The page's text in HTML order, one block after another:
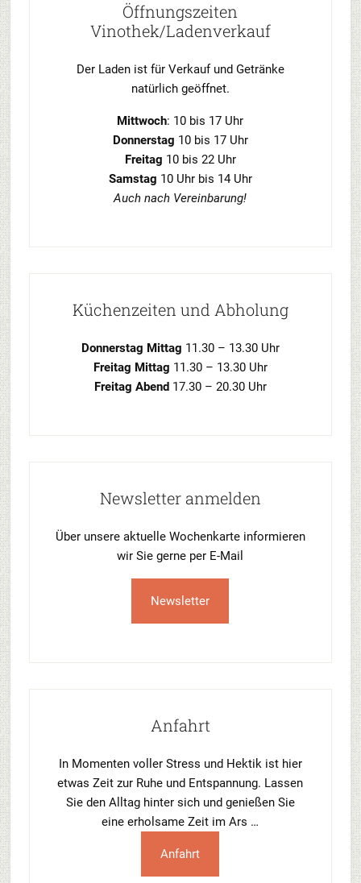
Öffnungszeiten
Vinothek/Ladenverkauf
Der Laden ist für Verkauf und Getränke
natürlich geöffnet.
Mittwoch: 10 bis 17 Uhr
Donnerstag 10 bis 17 Uhr
Freitag 10 bis 22 Uhr
Samstag 10 Uhr bis 14 Uhr
Auch nach Vereinbarung!
Küchenzeiten und Abholung
Donnerstag Mittag 11.30 – 13.30 Uhr
Freitag Mittag 11.30 – 13.30 Uhr
Freitag Abend 17.30 – 20.30 Uhr
Newsletter anmelden
Über unsere aktuelle Wochenkarte informieren
wir Sie gerne per E-Mail
Newsletter
Anfahrt
In Momenten voller Stress und Hektik ist hier
etwas Zeit zur Ruhe und Entspannung. Lassen
Sie den Alltag hinter sich und genießen Sie
eine erholsame Zeit im Ars …
Anfahrt